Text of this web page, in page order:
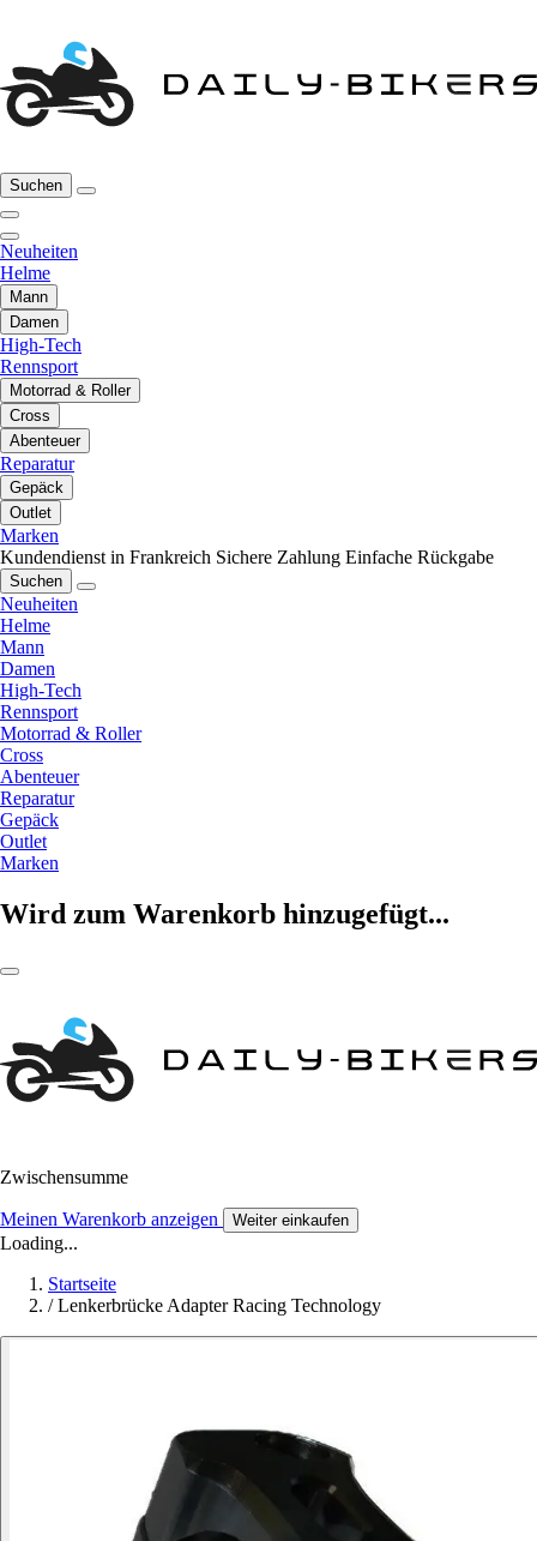
Suchen
Neuheiten
Helme
Mann
Damen
High-Tech
Rennsport
Motorrad & Roller
Cross
Abenteuer
Reparatur
Gepäck
Outlet
Marken
Kundendienst in Frankreich Sichere Zahlung Einfache Rückgabe
Suchen
Neuheiten
Helme
Mann
Damen
High-Tech
Rennsport
Motorrad & Roller
Cross
Abenteuer
Reparatur
Gepäck
Outlet
Marken
Wird zum Warenkorb hinzugefügt...
Zwischensumme
Meinen Warenkorb anzeigen Weiter einkaufen
Loading...
Startseite
/ Lenkerbrücke Adapter Racing Technology